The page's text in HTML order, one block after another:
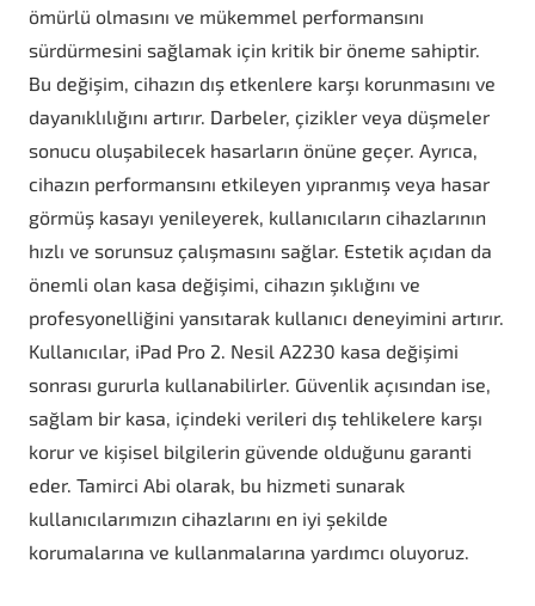
ömürlü olmasını ve mükemmel performansını
sürdürmesini sağlamak için kritik bir öneme sahiptir.
Bu değişim, cihazın dış etkenlere karşı korunmasını ve
dayanıklılığını artırır. Darbeler, çizikler veya düşmeler
sonucu oluşabilecek hasarların önüne geçer. Ayrıca,
cihazın performansını etkileyen yıpranmış veya hasar
görmüş kasayı yenileyerek, kullanıcıların cihazlarının
hızlı ve sorunsuz çalışmasını sağlar. Estetik açıdan da
önemli olan kasa değişimi, cihazın şıklığını ve
profesyonelliğini yansıtarak kullanıcı deneyimini artırır.
Kullanıcılar, iPad Pro 2. Nesil A2230 kasa değişimi
sonrası gururla kullanabilirler. Güvenlik açısından ise,
sağlam bir kasa, içindeki verileri dış tehlikelere karşı
korur ve kişisel bilgilerin güvende olduğunu garanti
eder. Tamirci Abi olarak, bu hizmeti sunarak
kullanıcılarımızın cihazlarını en iyi şekilde
korumalarına ve kullanmalarına yardımcı oluyoruz.